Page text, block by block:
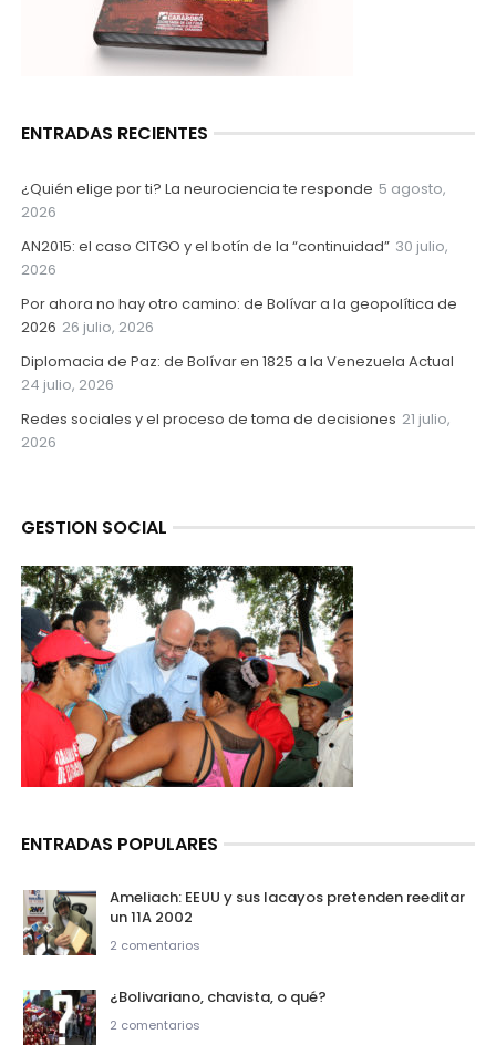
ENTRADAS RECIENTES
¿Quién elige por ti? La neurociencia te responde 5 agosto,
2026
AN2015: el caso CITGO y el botín de la “continuidad” 30 julio,
2026
Por ahora no hay otro camino: de Bolívar a la geopolítica de
2026 26 julio, 2026
Diplomacia de Paz: de Bolívar en 1825 a la Venezuela Actual
24 julio, 2026
Redes sociales y el proceso de toma de decisiones 21 julio,
2026
GESTION SOCIAL
ENTRADAS POPULARES
Ameliach: EEUU y sus lacayos pretenden reeditar
un 11A 2002
2 comentarios
¿Bolivariano, chavista, o qué?
2 comentarios